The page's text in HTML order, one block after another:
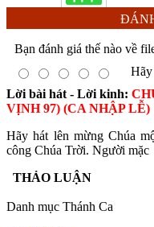
Bạn đánh giá thế nào về
Hãy
Lời bài hát - Lời kinh:
VỊNH 97) (CA NHẬP LỄ)
Hãy hát lên mừng Chúa
công Chúa Trời. Người mặc
THẢO LUẬN
Danh mục Thánh Ca